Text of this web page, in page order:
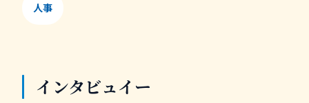
人事
インタビュイー